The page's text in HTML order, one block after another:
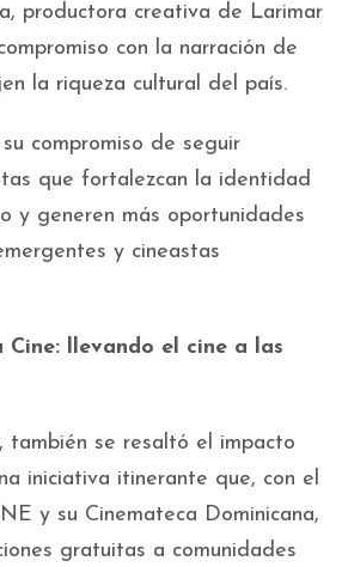
productora creativa de Larimar
con la narración de
la riqueza cultural del país.
compromiso de seguir
que fortalezcan la identidad
y generen más oportunidades
y cineastas
Cine: llevando el cine a las
también se resaltó el impacto
iniciativa itinerante que, con el
y su Cinemateca Dominicana,
gratuitas a comunidades